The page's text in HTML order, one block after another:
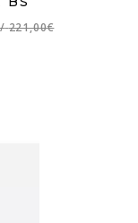
/ 221,00€